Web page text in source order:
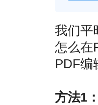
我们平
怎么在
PDF编
方法1